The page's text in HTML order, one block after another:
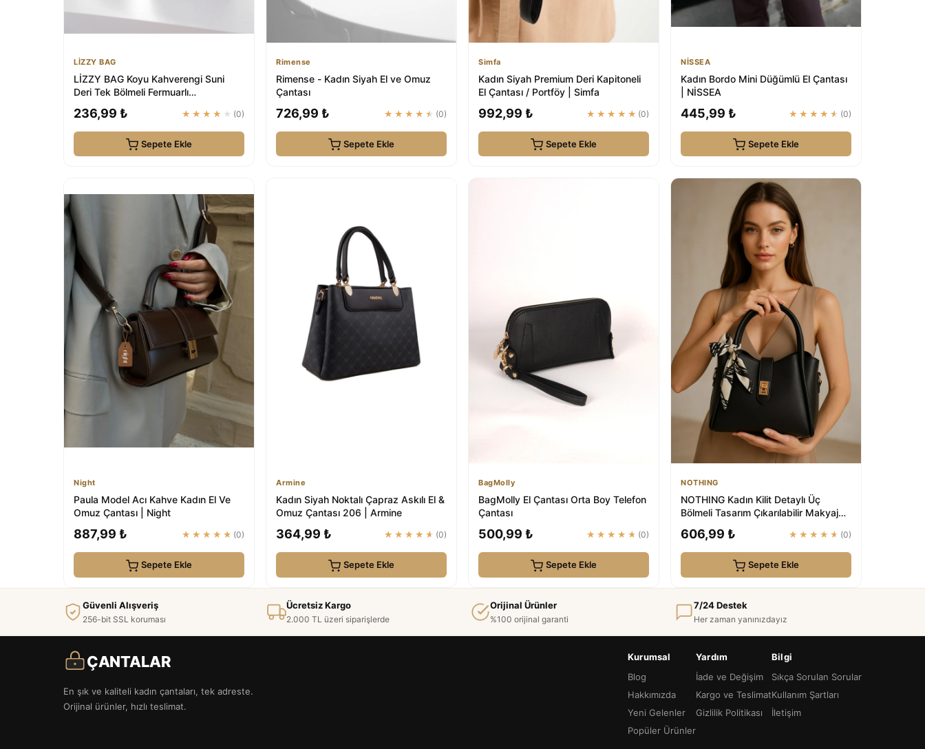
LİZZY BAG
LİZZY BAG Koyu Kahverengi Suni
Deri Tek Bölmeli Fermuarlı
236,99 ₺ ★★★★★ (0)
Sepete Ekle
Rimense
Rimense - Kadın Siyah El ve Omuz
Çantası
726,99 ₺ ★★★★★ (0)
Sepete Ekle
Simfa
Kadın Siyah Premium Deri Kapitoneli
El Çantası / Portföy | Simfa
992,99 ₺ ★★★★★ (0)
Sepete Ekle
NİSSEA
Kadın Bordo Mini Düğümlü El Çantası
| NİSSEA
445,99 ₺ ★★★★★ (0)
Sepete Ekle
Night
Paula Model Acı Kahve Kadın El Ve
Omuz Çantası | Night
887,99 ₺ ★★★★★ (0)
Sepete Ekle
Armine
Kadın Siyah Noktalı Çapraz Askılı El &
Omuz Çantası 206 | Armine
364,99 ₺ ★★★★★ (0)
Sepete Ekle
BagMolly
BagMolly El Çantası Orta Boy Telefon
Çantası
500,99 ₺ ★★★★★ (0)
Sepete Ekle
NOTHING
NOTHING Kadın Kilit Detaylı Üç
Bölmeli Tasarım Çıkarılabilir Makyaj
Çantalı S...
606,99 ₺ ★★★★★ (0)
Sepete Ekle
Güvenli Alışveriş
256-bit SSL koruması
Ücretsiz Kargo
2.000 TL üzeri siparişlerde
Orijinal Ürünler
%100 orijinal garanti
7/24 Destek
Her zaman yanınızdayız
ÇANTALAR
En şık ve kaliteli kadın çantaları, tek adreste.
Orijinal ürünler, hızlı teslimat.
Kurumsal
Blog
Hakkımızda
Yeni Gelenler
Popüler Ürünler
Yardım
İade ve Değişim
Kargo ve Teslimat
Gizlilik Politikası
Bilgi
Sıkça Sorulan Sorular
Kullanım Şartları
İletişim